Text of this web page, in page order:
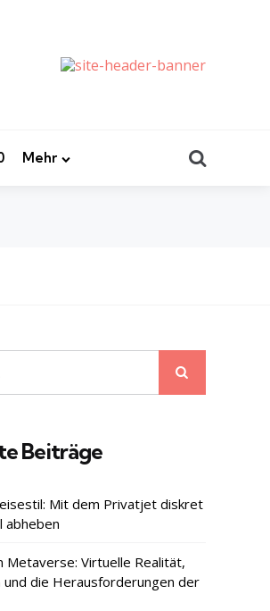
Mehr
Beiträge
Mit dem Privatjet diskret
abheben
Metaverse: Virtuelle Realität,
und die Herausforderungen der